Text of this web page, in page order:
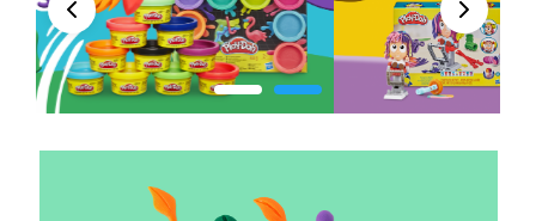
Peržiūra Kitas